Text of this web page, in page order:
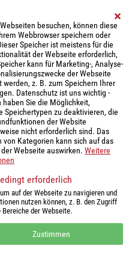
Passwort vergessen?
bleiben
besuchen, können diese
Webbrowser speichern oder
Speicher ist meistens für die
der Webseite erforderlich,
kann für Marketing-, Analyse-
der Webseite
werden, z. B. zum Speichern Ihrer
Datenschutz ist uns wichtig -
haben Sie die Möglichkeit,
Speichertypen zu deaktivieren, die
der Website
nicht erforderlich sind. Das
von Kategorien kann sich auf das
Webseite auswirken. Weitere
erforderlich
auf der Webseite zu navigieren und
nutzen können, z. B. den Zugriff
der Webseite.
Zustimmen